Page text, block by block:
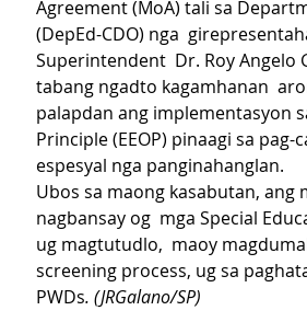
Agreement (MoA) tali sa
(DepEd-CDO) nga
Superintendent  Dr. Roy Angelo
tabang ngadto kagamhanan
palapdan ang implementasyon
Principle (EEOP) pinaagi sa
espesyal nga panginahanglan.
Ubos sa maong kasabutan,
nagbansay og  mga Special
ug magtutudlo,  maoy
screening process, ug sa
PWDs. (JRGalano/SP)